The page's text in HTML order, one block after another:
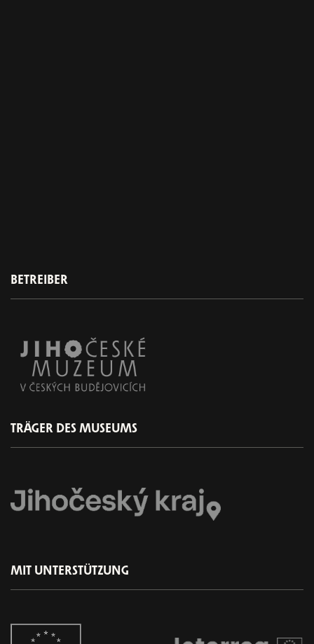
BETREIBER
TRÄGER DES MUSEUMS
MIT UNTERSTÜTZUNG